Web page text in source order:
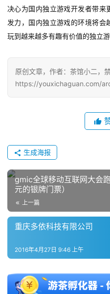
中
文
(
决心为国内独立游戏开发者带来
发力，国内独立游戏的环境将会
玩到越来越多有趣有价值的独立游
原创文章，作者：茶馆小二，禁
https://youxichaguan.com/
生成海报
gmic全球移动互联网大会
元的银牌门票）
上一篇
重庆多依科技有限公司
2016年4月27日 9:46 上午